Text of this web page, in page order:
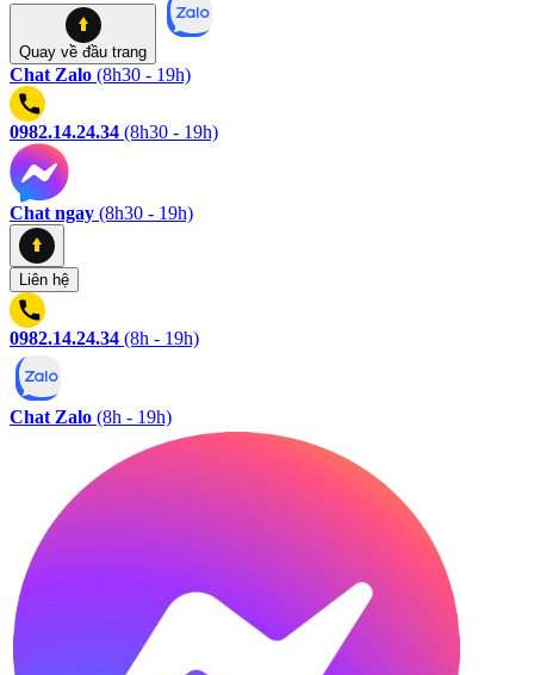
Quay về đầu trang
Chat Zalo (8h30 - 19h)
0982.14.24.34 (8h30 - 19h)
Chat ngay (8h30 - 19h)
Liên hệ
0982.14.24.34 (8h - 19h)
Chat Zalo (8h - 19h)